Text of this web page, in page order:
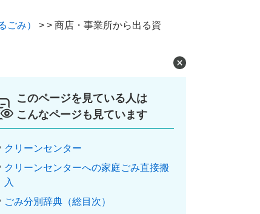
ごみ） > > 商店・事業所から出る資
このページを見ている人は
こんなページも見ています
クリーンセンター
クリーンセンターへの家庭ごみ直接搬
入
ごみ分別辞典（総目次）